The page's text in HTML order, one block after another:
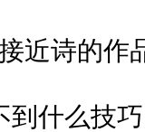
近诗的作
到什么技